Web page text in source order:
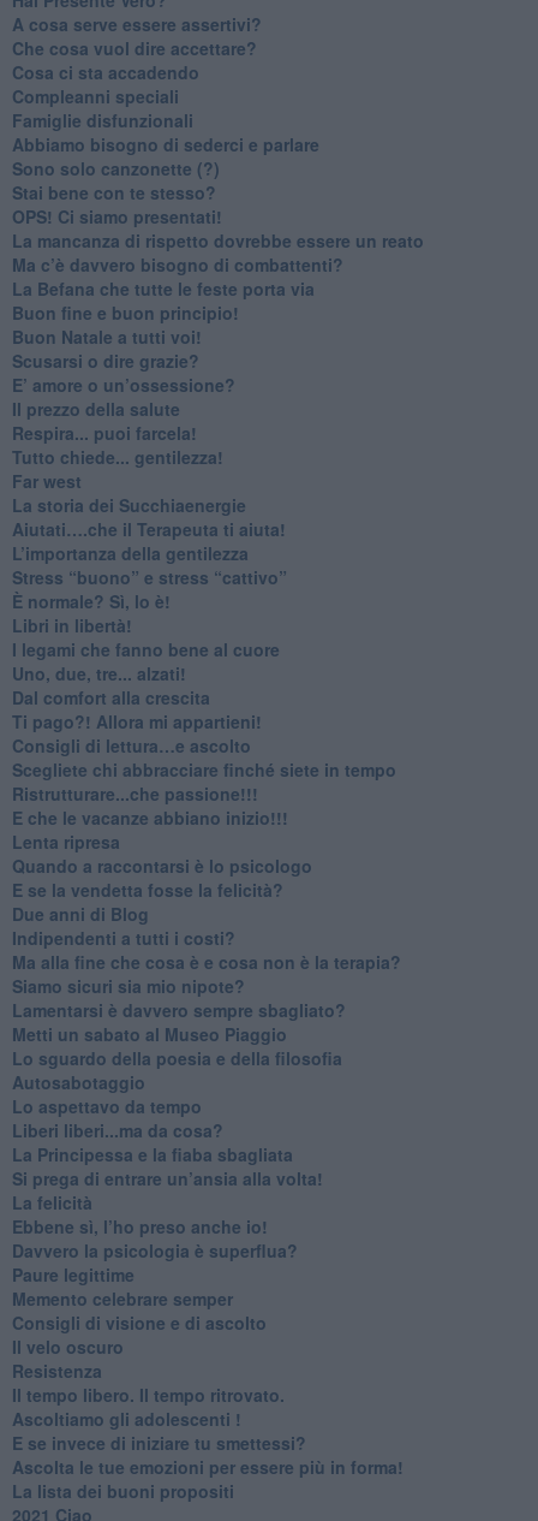
A cosa serve essere assertivi?
​Che cosa vuol dire accettare?
​Cosa ci sta accadendo
​Compleanni speciali
​Famiglie disfunzionali
​Abbiamo bisogno di sederci e parlare
Sono solo canzonette (?)
​Stai bene con te stesso?
​OPS! Ci siamo presentati!
​La mancanza di rispetto dovrebbe essere un reato
​Ma c’è davvero bisogno di combattenti?
​La Befana che tutte le feste porta via
Buon fine e buon principio!
​Buon Natale a tutti voi!
​Scusarsi o dire grazie?
​E’ amore o un’ossessione?
​Il prezzo della salute
​Respira... puoi farcela!
​Tutto chiede... gentilezza!
​Far west
​La storia dei Succhiaenergie
​Aiutati….che il Terapeuta ti aiuta!
​L’importanza della gentilezza
​Stress “buono” e stress “cattivo”
​È normale? Sì, lo è!
​Libri in libertà!
​I legami che fanno bene al cuore
Uno, due, tre... alzati!​
​Dal comfort alla crescita
​Ti pago?! Allora mi appartieni!​
​Consigli di lettura…e ascolto
​Scegliete chi abbracciare finché siete in tempo
​Ristrutturare...che passione!!!
​E che le vacanze abbiano inizio!!!
​Lenta ripresa
​Quando a raccontarsi è lo psicologo
​E se la vendetta fosse la felicità?
​Due anni di Blog
​Indipendenti a tutti i costi?
​Ma alla fine che cosa è e cosa non è la terapia?
​Siamo sicuri sia mio nipote?
​Lamentarsi è davvero sempre sbagliato?
​Metti un sabato al Museo Piaggio
​Lo sguardo della poesia e della filosofia
Autosabotaggio
​Lo aspettavo da tempo
​Liberi liberi...ma da cosa?
​La Principessa e la fiaba sbagliata
Si prega di entrare un’ansia alla volta!
​La felicità
​Ebbene sì, l’ho preso anche io!
​Davvero la psicologia è superflua?
Paure legittime
​Memento celebrare semper
​Consigli di visione e di ascolto
​Il velo oscuro
Resistenza
​Il tempo libero. Il tempo ritrovato.
Ascoltiamo gli adolescenti !
​E se invece di iniziare tu smettessi?
​Ascolta le tue emozioni per essere più in forma!
​La lista dei buoni propositi
2021 Ciao